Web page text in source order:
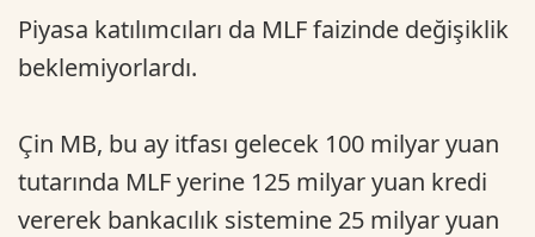
Piyasa katılımcıları da MLF faizinde değişiklik
beklemiyorlardı.
Çin MB, bu ay itfası gelecek 100 milyar yuan
tutarında MLF yerine 125 milyar yuan kredi
vererek bankacılık sistemine 25 milyar yuan